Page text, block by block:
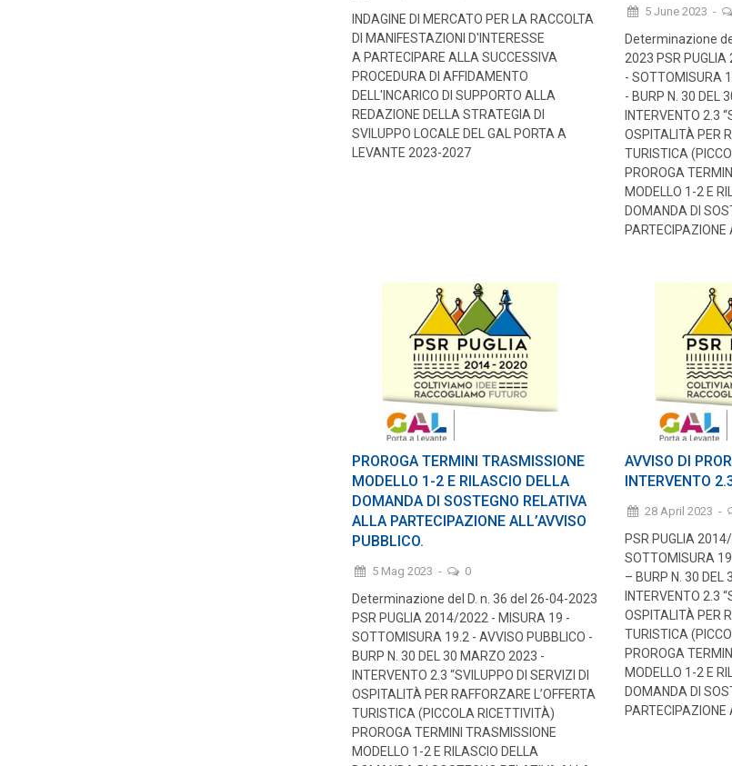
INDAGINE DI MERCATO PER LA RACCOLTA
DI MANIFESTAZIONI D'INTERESSE
A PARTECIPARE ALLA SUCCESSIVA
PROCEDURA DI AFFIDAMENTO
DELL'INCARICO DI SUPPORTO ALLA
REDAZIONE DELLA STRATEGIA DI
SVILUPPO LOCALE DEL GAL PORTA A
LEVANTE 2023-2027
5 June 2023 -
Determinazione
2023 PSR
- SOTTOMISURA
- BURP N. 30 DEL
INTERVENTO 2.3
OSPITALITÀ PER
TURISTICA
PROROGA
MODELLO 1-2 E
DOMANDA DI
PARTECIPAZIONE
PROROGA TERMINI TRASMISSIONE
MODELLO 1-2 E RILASCIO DELLA
DOMANDA DI SOSTEGNO RELATIVA
ALLA PARTECIPAZIONE ALL’AVVISO
PUBBLICO.
5 Mag 2023 - 0
Determinazione del D. n. 36 del 26-04-2023
PSR PUGLIA 2014/2022 - MISURA 19 -
SOTTOMISURA 19.2 - AVVISO PUBBLICO -
BURP N. 30 DEL 30 MARZO 2023 -
INTERVENTO 2.3 “SVILUPPO DI SERVIZI DI
OSPITALITÀ PER RAFFORZARE L’OFFERTA
TURISTICA (PICCOLA RICETTIVITÀ)
PROROGA TERMINI TRASMISSIONE
MODELLO 1-2 E RILASCIO DELLA
AVVISO DI
INTERVENTO
28 April 2023 -
PSR PUGLIA
SOTTOMISURA
– BURP N. 30 DEL
INTERVENTO 2.3
OSPITALITÀ PER
TURISTICA
PROROGA
MODELLO 1-2 E
DOMANDA DI
PARTECIPAZIONE